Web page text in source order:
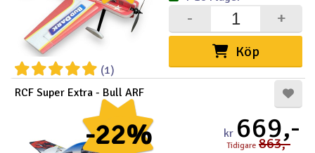
(1)
Köp
+
-
-22%
RCF Super Extra - Bull ARF
kr 669,-
Tidigare 863,-